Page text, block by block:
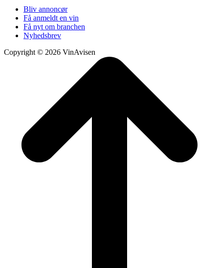
Bliv annoncør
Få anmeldt en vin
Få nyt om branchen
Nyhedsbrev
Copyright © 2026 VinAvisen